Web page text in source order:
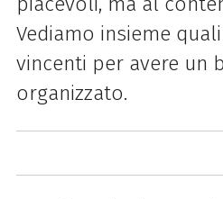
Vediamo insieme
vincenti per avere un
organizzato.